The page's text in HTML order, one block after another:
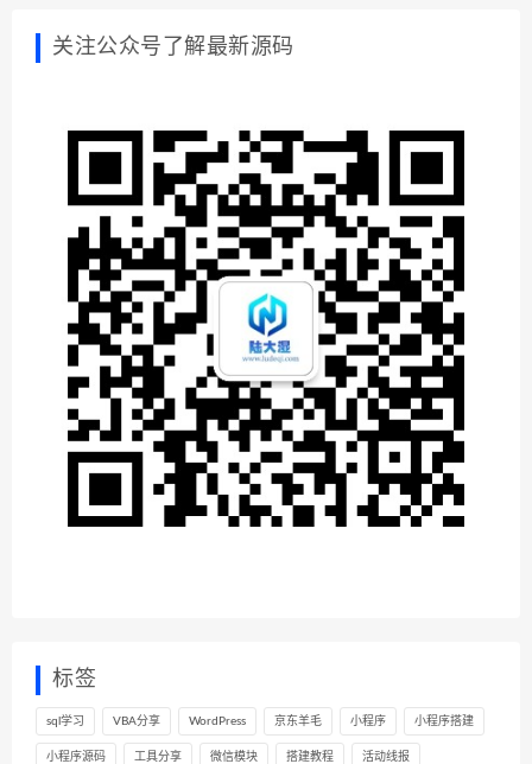
关注公众号了解最新源码
标签
sql学习 VBA分享 WordPress 京东羊毛 小程序 小程序搭建
小程序源码 工具分享 微信模块 搭建教程 活动线报